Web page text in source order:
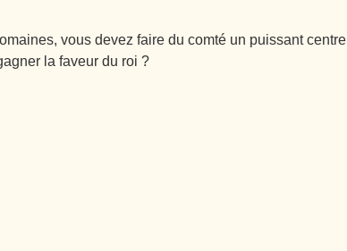
vous devez faire du comté un puissant
la faveur du roi ?